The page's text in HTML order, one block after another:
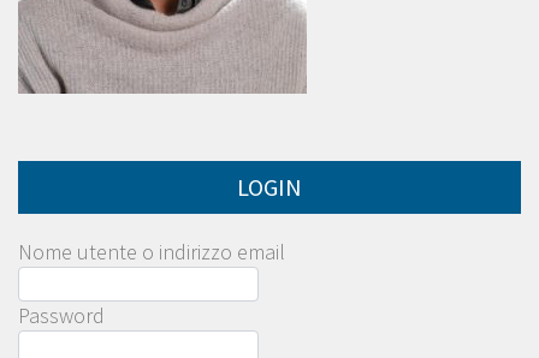
LOGIN
Nome utente o indirizzo email
Password